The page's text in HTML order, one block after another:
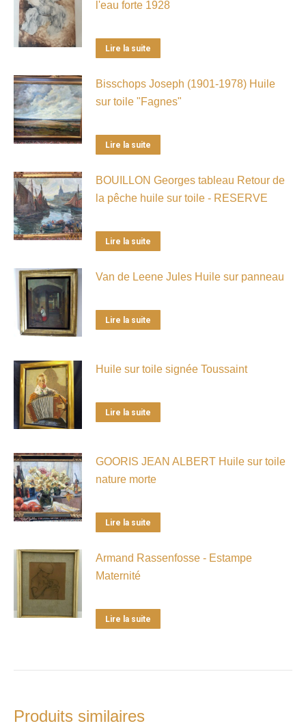
l'eau forte 1928
Lire la suite
Bisschops Joseph (1901-1978) Huile
sur toile "Fagnes"
Lire la suite
BOUILLON Georges tableau Retour de
la pêche huile sur toile - RESERVE
Lire la suite
Van de Leene Jules Huile sur panneau
Lire la suite
Huile sur toile signée Toussaint
Lire la suite
GOORIS JEAN ALBERT Huile sur toile
nature morte
Lire la suite
Armand Rassenfosse - Estampe
Maternité
Lire la suite
Produits similaires